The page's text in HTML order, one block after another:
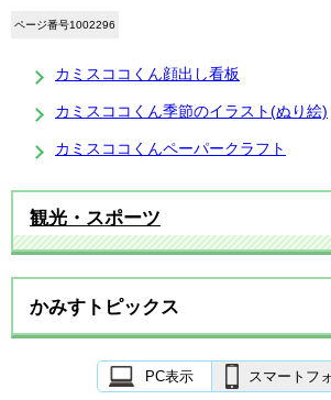
ページ番号1002296
カミスココくん顔出し看板
カミスココくん季節のイラスト(ぬり絵)
カミスココくんペーパークラフト
観光・スポーツ
かみすトピックス
PC表示 スマートフ